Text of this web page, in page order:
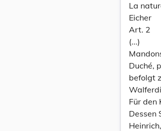
La
Eicher
Art. 2
(...)
Duché,
befolgt
Für den
Dessen
Heinrich,